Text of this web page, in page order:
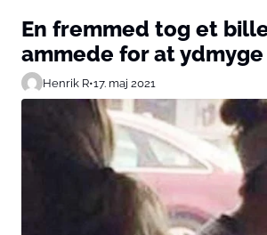
En fremmed tog et
ammede for at
Henrik R•17. maj 2021